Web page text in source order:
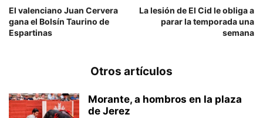
El valenciano Juan Cervera
gana el Bolsín Taurino de
Espartinas
La lesión de El Cid le obliga a
parar la temporada una
semana
Otros artículos
Morante, a hombros en la plaza
de Jerez